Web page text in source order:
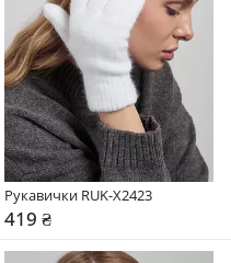
Рукавички RUK-X2423
419 ₴